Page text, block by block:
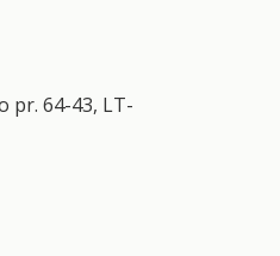
pr. 64-43, LT-